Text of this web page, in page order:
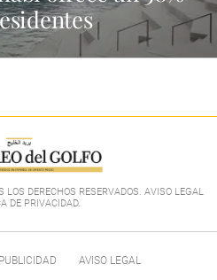
LOS DERECHOS RESERVADOS. AVISO LEGAL
DE PRIVACIDAD.
PUBLICIDAD AVISO LEGAL